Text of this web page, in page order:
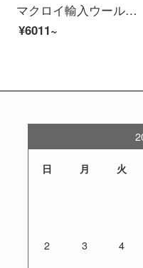
マクロイ輸入ウールヨーロッパ式北欧現代シンプルで純色無地なアメリカンリビングソファ茶何畳のベッドルームのベットの前に畳が敷いてあるカスタムカーペットC 040-2【健康は自然から源を発する】お客様のサイズによってカスタマイズ/円形（平方メートル）
¥6011~
日 月 火
2 3 4